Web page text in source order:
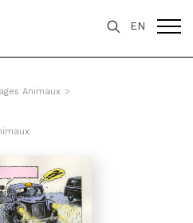
EN
Animaux >